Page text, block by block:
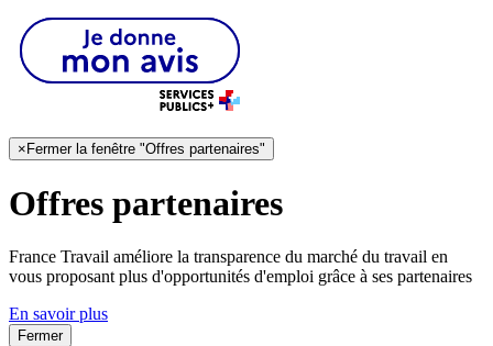
×Fermer la fenêtre "Offres partenaires"
Offres partenaires
France Travail améliore la transparence du marché du travail en
vous proposant plus d'opportunités d'emploi grâce à ses partenaires
En savoir plus
Fermer